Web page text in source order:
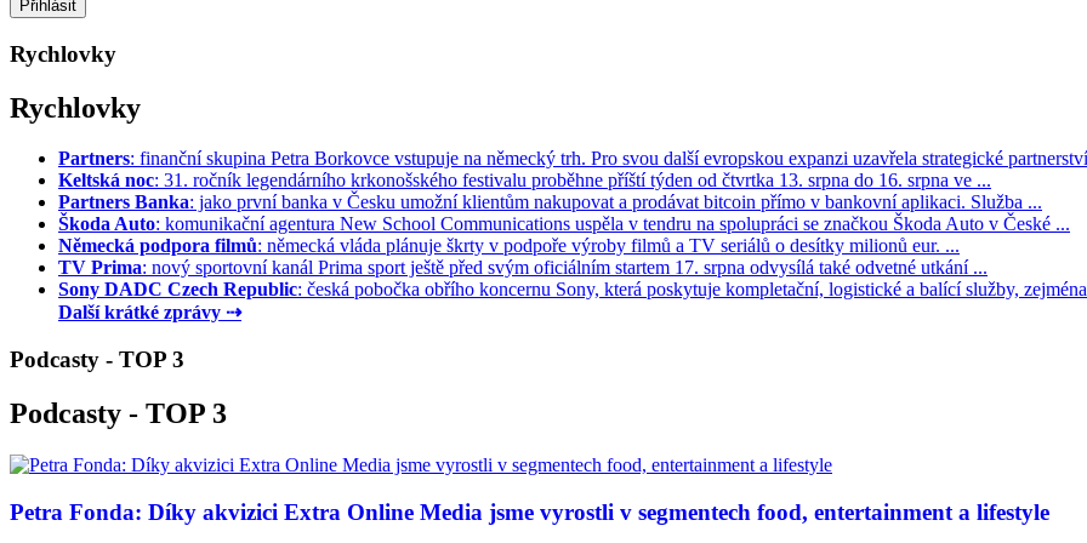
Rychlovky
Rychlovky
Partners: finanční skupina Petra Borkovce vstupuje na německý trh. Pro svou další evropskou expanzi uzavřela strategické
Keltská noc: 31. ročník legendárního krkonošského festivalu proběhne příští týden od čtvrtka 13. srpna do 16. srpna ve ...
Partners Banka: jako první banka v Česku umožní klientům nakupovat a prodávat bitcoin přímo v bankovní aplikaci. Služba ...
Škoda Auto: komunikační agentura New School Communications uspěla v tendru na spolupráci se značkou Škoda Auto v České ...
Německá podpora filmů: německá vláda plánuje škrty v podpoře výroby filmů a TV seriálů o desítky milionů eur. ...
TV Prima: nový sportovní kanál Prima sport ještě před svým oficiálním startem 17. srpna odvysílá také odvetné utkání ...
Sony DADC Czech Republic: česká pobočka obřího koncernu Sony, která poskytuje kompletační, logistické a balící služby,
Další krátké zprávy ⇢
Podcasty - TOP 3
Podcasty - TOP 3
Petra Fonda: Díky akvizici Extra Online Media jsme vyrostli v segmentech food, entertainment a lifestyle